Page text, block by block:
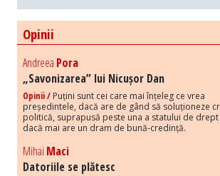
Opinii
Andreea Pora
„Savonizarea” lui Nicușor Dan
Opinii / Puțini sunt cei care mai înțeleg ce vrea
președintele, dacă are de gând să soluționeze
politică, suprapusă peste una a statului de drept
dacă mai are un dram de bună-credință.
Mihai Maci
Datoriile se plătesc